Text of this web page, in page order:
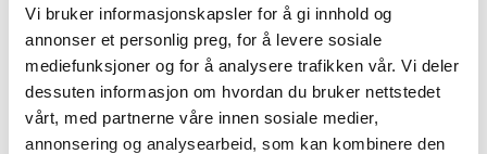
Vi bruker informasjonskapsler for å gi innhold og
annonser et personlig preg, for å levere sosiale
mediefunksjoner og for å analysere trafikken vår. Vi deler
dessuten informasjon om hvordan du bruker nettstedet
vårt, med partnerne våre innen sosiale medier,
annonsering og analysearbeid, som kan kombinere den
sammen med Ethos, et anerkjent afrikansk
investeringsselskap. De investerer til sammen
25 millioner USD (12,5 millioner hver) i Balaji,
med mål om å skape minst 6000 direkte jobber
og ytterligere 6000 indirekte jobber.